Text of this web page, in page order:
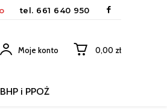
tel. 661 640 950
Moje konto 0,00 zł
i PPOŻ